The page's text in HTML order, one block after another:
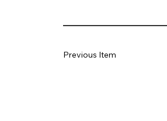
Previous Item